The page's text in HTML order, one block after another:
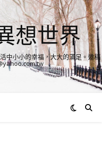
想世界
中小小的幸福，大大的滿足。邀稿